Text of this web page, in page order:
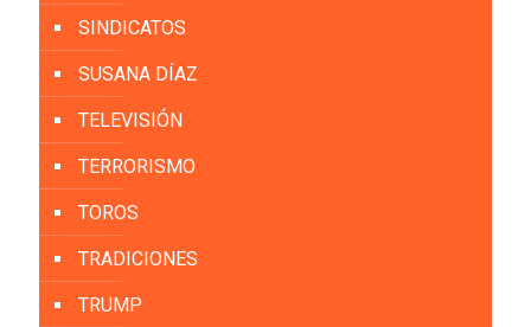
SINDICATOS
SUSANA DÍAZ
TELEVISIÓN
TERRORISMO
TOROS
TRADICIONES
TRUMP